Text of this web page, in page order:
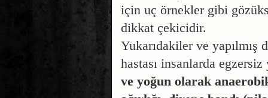
için uç örnekler gibi
dikkat çekicidir.
Yukarıdakiler ve yapılmış
hastası insanlarda
ve yoğun olarak